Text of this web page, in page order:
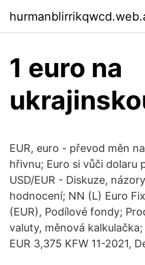
1 euro na
EUR, euro - převod měn
hřivnu; Euro si vůči dolaru
USD/EUR - Diskuze,
hodnocení; NN (L) Euro
(EUR), Podílové fondy;
valuty, měnová kalkulačka;
EUR 3,375 KFW 11-2021,